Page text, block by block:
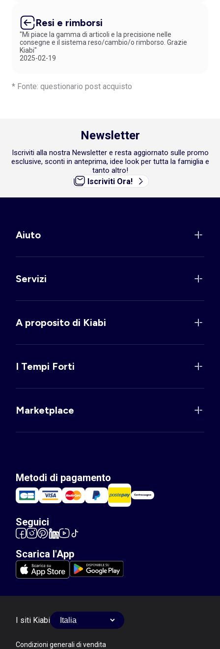
Resi e rimborsi
"Mi piace la gamma di articoli e la precisione nelle
consegne e il sistema reso/cambio/o rimborso. Grazie
Kiabi"
2025-02-19
* Fonte: questionario post acquisto
Newsletter
Iscriviti alla nostra Newsletter e resta aggiornato sulle promo
esclusive, sconti in anteprima, idee look per tutta la famiglia e
tanto altro!
Iscriviti Ora!
Aiuto
Servizi
A proposito di Kiabi
I Tempi Forti
Marketplace
Metodi di pagamento
Seguici
Scarica l'App
I siti Kiabi
Condizioni generali di vendita